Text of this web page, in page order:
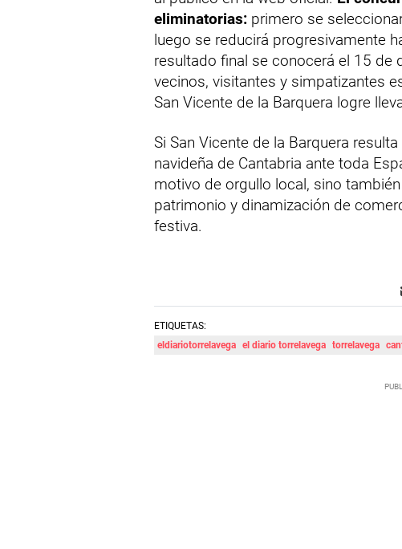
eliminatorias: primero se
luego se reducirá progresivamente
resultado final se conocerá el 15 de
vecinos, visitantes y simpatizantes
San Vicente de la Barquera logre
Si San Vicente de la Barquera
navideña de Cantabria ante toda
motivo de orgullo local, sino
patrimonio y dinamización de
festiva.
ETIQUETAS:
eldiariotorrelavega el diario torrelavega torrelavega